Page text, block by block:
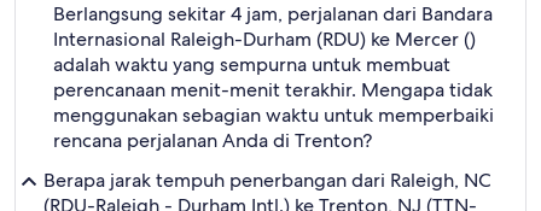
Berlangsung sekitar 4 jam, perjalanan dari Bandara
Internasional Raleigh-Durham (RDU) ke Mercer ()
adalah waktu yang sempurna untuk membuat
perencanaan menit-menit terakhir. Mengapa tidak
menggunakan sebagian waktu untuk memperbaiki
rencana perjalanan Anda di Trenton?
Berapa jarak tempuh penerbangan dari Raleigh, NC
(RDU-Raleigh - Durham Intl.) ke Trenton, NJ (TTN-